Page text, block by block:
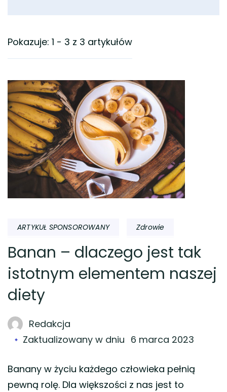
Pokazuje: 1 - 3 z 3 artykułów
ARTYKUŁ SPONSOROWANY Zdrowie
Banan – dlaczego jest tak
istotnym elementem naszej
diety
Redakcja
Zaktualizowany w dniu 6 marca 2023
Banany w życiu każdego człowieka pełnią
pewną rolę. Dla większości z nas jest to